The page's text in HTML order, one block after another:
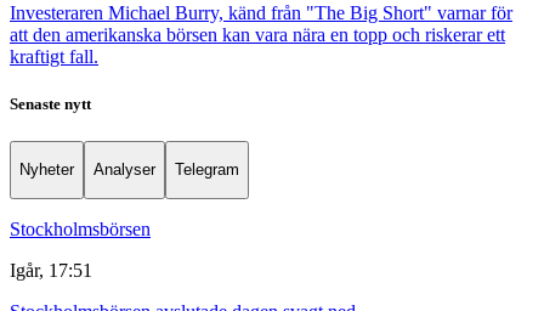
Investeraren Michael Burry, känd från "The Big Short" varnar för
att den amerikanska börsen kan vara nära en topp och riskerar ett
kraftigt fall.
Senaste nytt
Nyheter Analyser Telegram
Stockholmsbörsen
Igår, 17:51